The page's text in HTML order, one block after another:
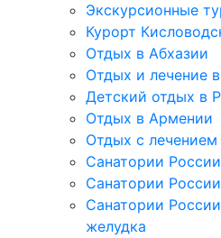
Экскурсионные
Курорт
Отдых в Абхазии
Отдых и лечение
Детский отдых в
Отдых в Армении
Отдых с
Санатории
Санатории
Санатории
желудка